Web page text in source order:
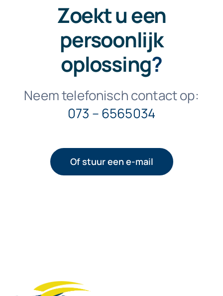
Zoekt u een
persoonlijk
oplossing?
Neem telefonisch contact op:
073 – 6565034
Of stuur een e-mail